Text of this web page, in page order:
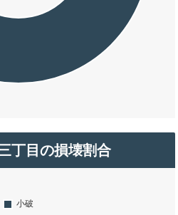
丁目の損壊割合